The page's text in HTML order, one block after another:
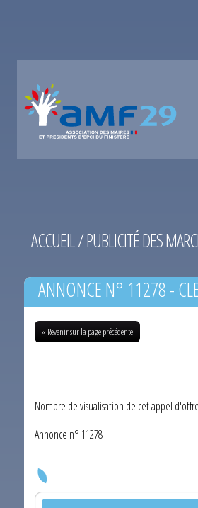
ACCUEIL/PUBLICITÉ DES
ANNONCE N° 11278 -
« Revenir sur la page précédente
Nombre de visualisation de cet appel
Annonce n° 11278